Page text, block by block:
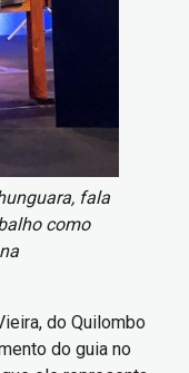
fala
como
do Quilombo
do guia no